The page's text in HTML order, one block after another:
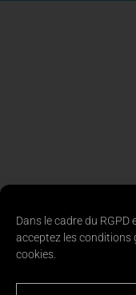
Dans le cadre du
acceptez les
cookies.